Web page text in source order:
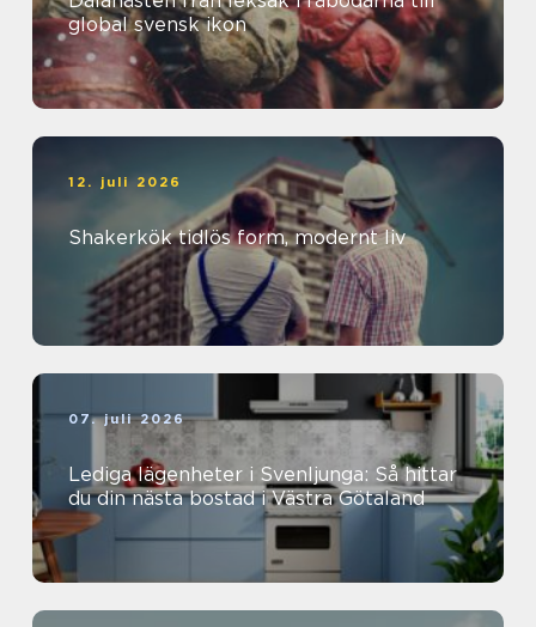
global svensk ikon
12. juli 2026
Shakerkök tidlös form, modernt liv
07. juli 2026
Lediga lägenheter i Svenljunga: Så hittar
du din nästa bostad i Västra Götaland